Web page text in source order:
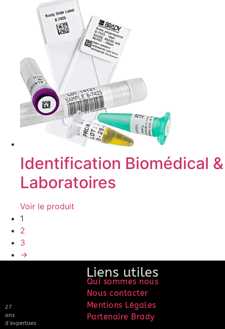
Identification Biomédical &
Laboratoires
Voir le produit
1
2
3
→
27
ans
d’expertises
Liens utiles
Qui sommes nous
Nous contacter
Mentions Légales
Partenaire Brady